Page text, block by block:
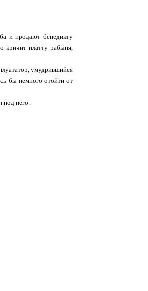
и продают бенедикту
кричит платту рабыня,
умудрившийся
бы немного отойти от
под него.